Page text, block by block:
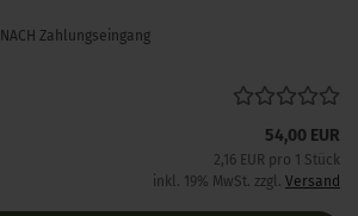
Zahlungseingang
54,00 EUR
2,16 EUR pro 1 Stück
inkl. 19% MwSt. zzgl. Versand